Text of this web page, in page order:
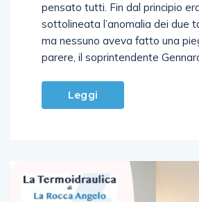
sottolineata l’anomalia dei due
ma nessuno aveva fatto una
parere, il soprintendente
Leggi